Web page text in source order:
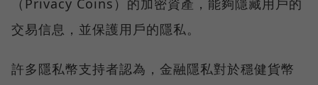
（Privacy Coins）的加密資產，能夠隱藏用戶的
交易信息，並保護用戶的隱私。
許多隱私幣支持者認為，金融隱私對於穩健貨幣